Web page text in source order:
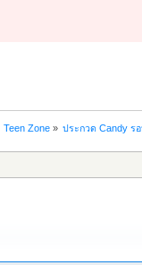
Teen Zone» ประกวด Candy ร